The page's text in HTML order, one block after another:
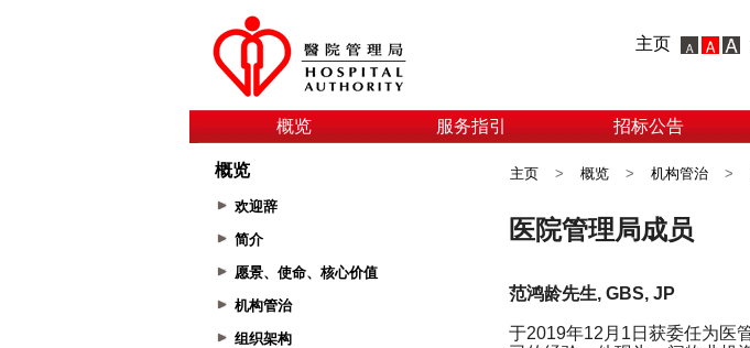
主页
概览 服务指引 招标公告
概览
欢迎辞
简介
愿景、使命、核心价值
机构管治
组织架构
主页 > 概览 > 机构管治 >